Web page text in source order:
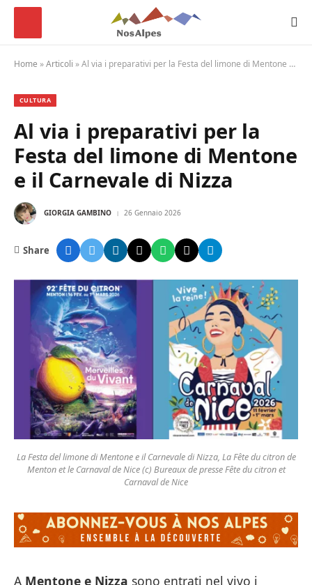
Home »Articoli »Al via i preparativi per la Festa del limone di Mentone e il Carnevale di Nizza
CULTURA
Al via i preparativi per la
Festa del limone di Mentone
e il Carnevale di Nizza
GIORGIA GAMBINO 26 Gennaio 2026
Share
La Festa del limone di Mentone e il Carnevale di Nizza, La Fête du citron de
Menton et le Carnaval de Nice (c) Bureaux de presse Fête du citron et
Carnaval de Nice
A Mentone e Nizza sono entrati nel vivo i